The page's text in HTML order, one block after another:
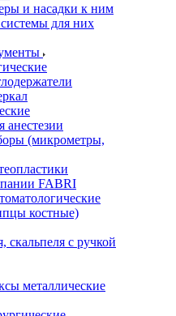
и насадки к ним
для них
анестезии
(микрометры,
FABRI
костные)
скальпеля с ручкой
металлические